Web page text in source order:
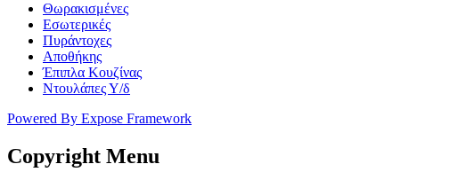
Θωρακισμένες
Εσωτερικές
Πυράντοχες
Αποθήκης
Έπιπλα Κουζίνας
Ντουλάπες Υ/δ
Powered By Expose Framework
Copyright Menu